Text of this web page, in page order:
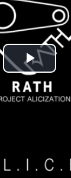
Play
Video